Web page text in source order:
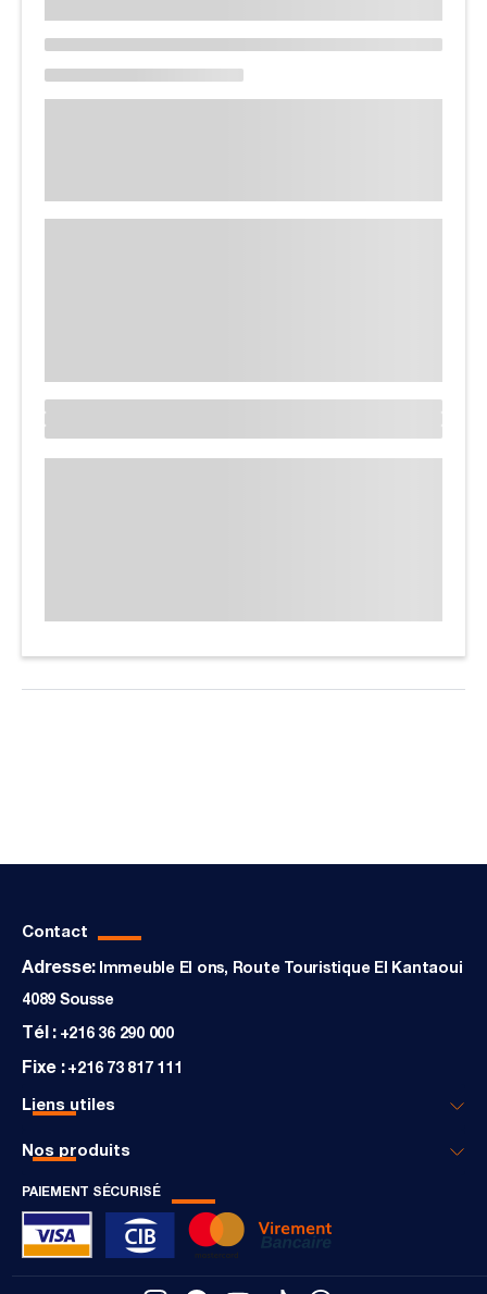
Contact
Adresse: Immeuble El ons, Route Touristique El Kantaoui
4089 Sousse
Tél : +216 36 290 000
Fixe : +216 73 817 111
Liens utiles
Nos produits
PAIEMENT SÉCURISÉ